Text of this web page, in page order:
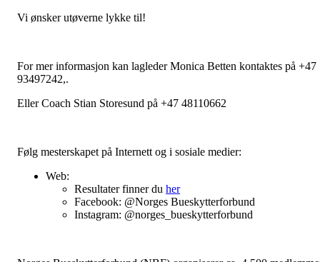
Vi ønsker utøverne lykke til!
For mer informasjon kan lagleder Monica Betten kontaktes på +47
93497242,.
Eller Coach Stian Storesund på +47 48110662
Følg mesterskapet på Internett og i sosiale medier:
Web:
Resultater finner du her
Facebook: @Norges Bueskytterforbund
Instagram: @norges_bueskytterforbund